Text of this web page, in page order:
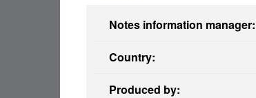
Notes information manager:
Country:
Produced by: